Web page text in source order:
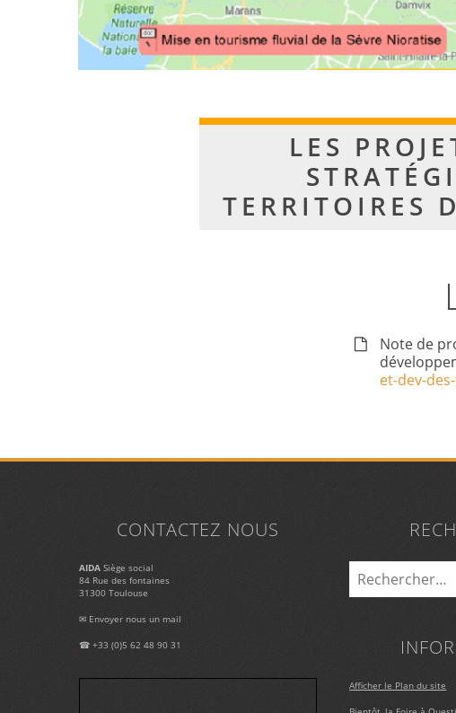
LES
TERRITOIRES
Note de
et-dev-
CONTACTEZ NOUS
AIDA Siège social
84 Rue des fontaines
31300 Toulouse
✉ Envoyer nous un mail
☎ +33 (0)5 62 48 90 31
Afficher le Plan du site